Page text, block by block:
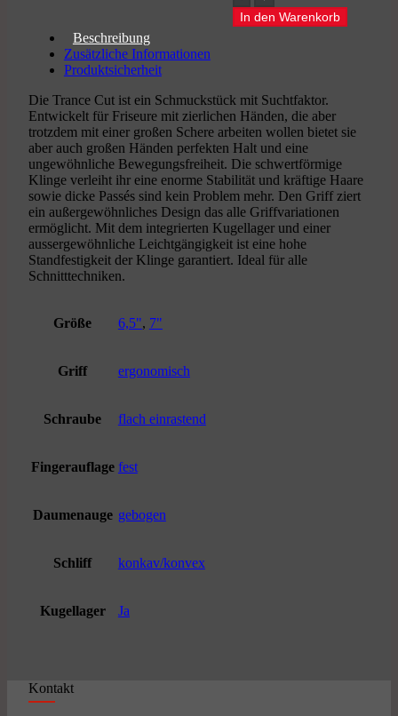
CUT
-
In den Warenkorb
Beschreibung
Zusätzliche Informationen
Produktsicherheit
Die Trance Cut ist ein Schmuckstück mit Suchtfaktor.
Entwickelt für Friseure mit zierlichen Händen, die aber
trotzdem mit einer großen Schere arbeiten wollen bietet sie
aber auch großen Händen perfekten Halt und eine
ungewöhnliche Bewegungsfreiheit. Die schwertförmige
Klinge verleiht ihr eine enorme Stabilität und kräftige Haare
sowie dicke Passés sind kein Problem mehr. Den Griff ziert
ein außergewöhnliches Design das alle Griffvariationen
ermöglicht. Mit dem integrierten Kugellager und einer
aussergewöhnliche Leichtgängigkeit ist eine hohe
Standfestigkeit der Klinge garantiert. Ideal für alle
Schnitttechniken.
Größe 6,5", 7"
Griff ergonomisch
Schraube flach einrastend
Fingerauflage fest
Daumenauge gebogen
Schliff konkav/konvex
Kugellager Ja
Kontakt